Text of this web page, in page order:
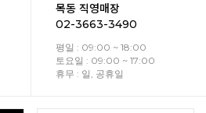
목동 직영매장
02-3663-3490
평일 : 09:00 ~ 18:00
토요일 : 09:00 ~ 17:00
휴무 : 일, 공휴일